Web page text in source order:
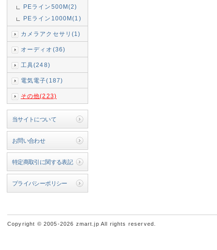
PEライン500M(2)
PEライン1000M(1)
カメラアクセサリ(1)
オーディオ(36)
工具(248)
電気電子(187)
その他(223)
当サイトについて
お問い合わせ
特定商取引に関する表記
プライバシーポリシー
Copyright © 2005-2026 zmart.jp All rights reserved.